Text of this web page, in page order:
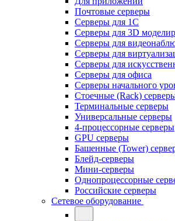
Почтовые серверы
Серверы для 1С
Серверы для 3D
Серверы для
Серверы для
Серверы для
Серверы для офиса
Серверы начального
Стоечные (Rack)
Терминальные серверы
Универсальные серверы
4-процессорные серверы
GPU серверы
Башенные (Tower)
Блейд-серверы
Мини-серверы
Однопроцессорные
Российские серверы
Сетевое оборудование